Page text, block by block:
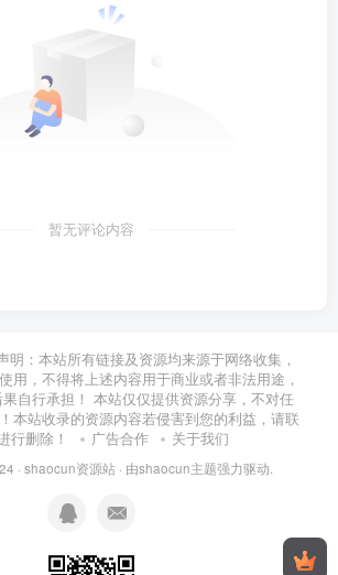
暂无评论内容
明：本站所有链接及资源均来源于网络收集，
用，不得将上述内容用于商业或者非法用途，
自行承担！ 本站仅仅提供资源分享，不对任
本站收录的资源内容若侵害到您的利益，请联
行删除！
广告合作 关于我们
· shaocun资源站 · 由shaocun主题强力驱动.